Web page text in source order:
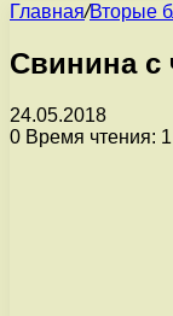
Главная/Вторые
Свинина с
24.05.2018
0 Время чтения: